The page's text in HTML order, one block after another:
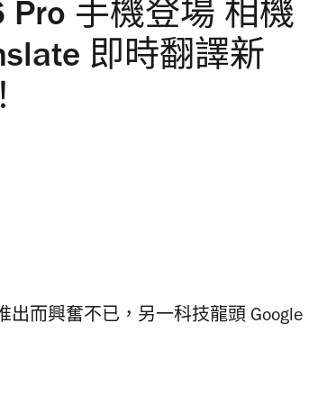
Pro 手機登場 相機
即時翻譯新
出而興奮不已，另一科技龍頭 Google